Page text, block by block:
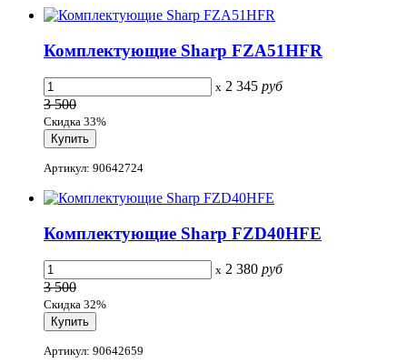
Комплектующие Sharp FZA51HFR
x 2 345 руб
3 500
Скидка 33%
Артикул: 90642724
Комплектующие Sharp FZD40HFE
x 2 380 руб
3 500
Скидка 32%
Артикул: 90642659